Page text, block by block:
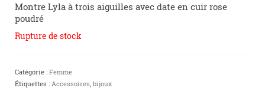
Montre Lyla à trois aiguilles avec date en cuir rose
poudré
Rupture de stock
Catégorie : Femme
Étiquettes : Accessoires, bijoux